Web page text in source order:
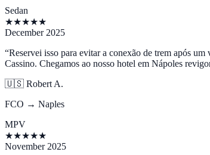
Sedan
★★★★★
December 2025
“Reservei isso para evitar a conexão de trem após
Cassino. Chegamos ao nosso hotel em Nápoles
🇺🇸 Robert A.
FCO → Naples
MPV
★★★★★
November 2025